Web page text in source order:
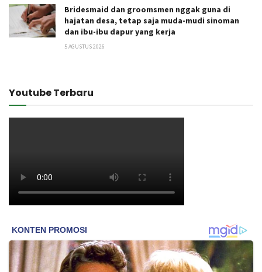
Bridesmaid dan groomsmen nggak guna di
hajatan desa, tetap saja muda-mudi sinoman
dan ibu-ibu dapur yang kerja
5 AGUSTUS 2026
Youtube Terbaru